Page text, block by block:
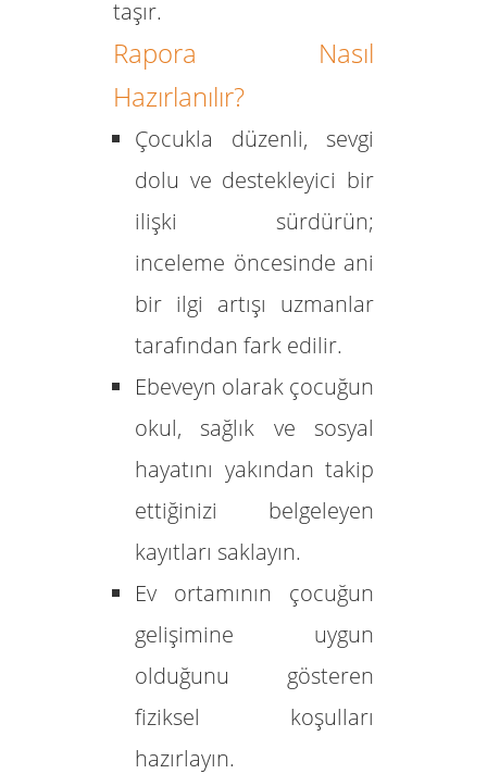
taşır.
Rapora Nasıl
Hazırlanılır?
Çocukla düzenli, sevgi
dolu ve destekleyici bir
ilişki sürdürün;
inceleme öncesinde ani
bir ilgi artışı uzmanlar
tarafından fark edilir.
Ebeveyn olarak çocuğun
okul, sağlık ve sosyal
hayatını yakından takip
ettiğinizi belgeleyen
kayıtları saklayın.
Ev ortamının çocuğun
gelişimine uygun
olduğunu gösteren
fiziksel koşulları
hazırlayın.